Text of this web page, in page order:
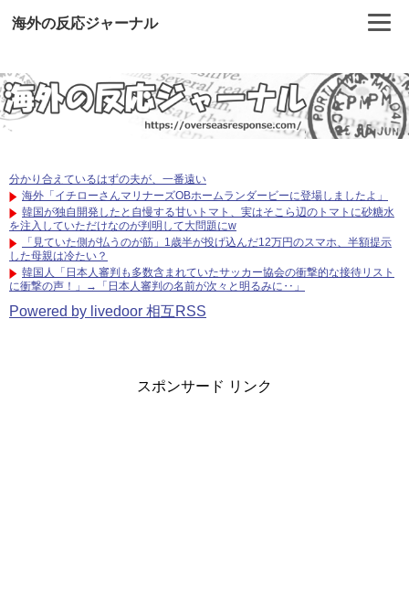
海外の反応ジャーナル
分かり合えているはずの夫が、一番遠い
海外「イチローさんマリナーズOBホームランダービーに登場しましたよ」
韓国が独自開発したと自慢する甘いトマト、実はそこら辺のトマトに砂糖水
を注入していただけなのが判明して大問題にw
「見ていた側が払うのが筋」1歳半が投げ込んだ12万円のスマホ、半額提示
した母親は冷たい？
韓国人「日本人審判も多数含まれていたサッカー協会の衝撃的な接待リスト
に衝撃の声！」→「日本人審判の名前が次々と明るみに‥」
Powered by livedoor 相互RSS
スポンサード リンク